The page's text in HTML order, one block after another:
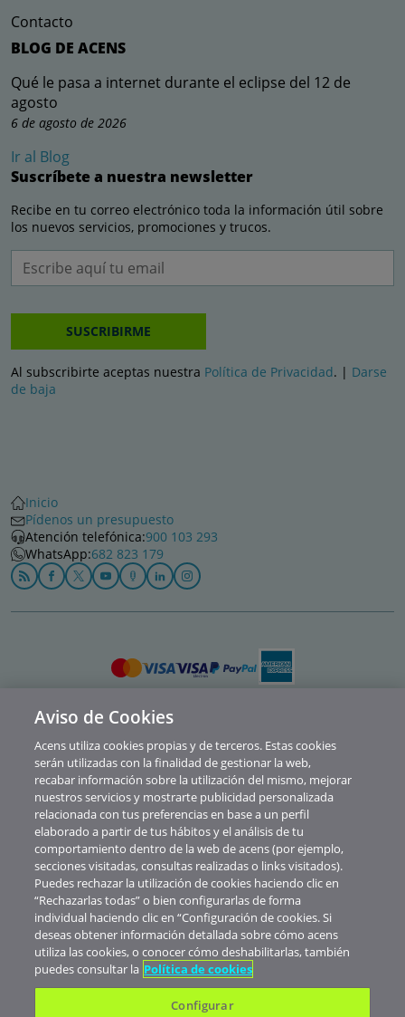
Contacto
BLOG DE ACENS
Qué le pasa a internet durante el eclipse del 12 de
agosto
6 de agosto de 2026
Ir al Blog
Suscríbete a nuestra newsletter
Recibe en tu correo electrónico toda la información útil sobre
los nuevos servicios, promociones y trucos.
SUSCRIBIRME
Al subscribirte aceptas nuestra Política de Privacidad. | Darse
de baja
Inicio
Pídenos un presupuesto
Atención telefónica:900 103 293
WhatsApp:682 823 179
Política de privacidad
Cookies
Contacto
Soporte
Aviso legal
Canal de Denuncias y Consultas
Abuse
© Telefónica Soluciones De Informática Y Comunicaciones De España S.A.U.
Nuestros precios no muestran IVA. Realizada la contratación de servicios
verás aplicados los impuestos correspondientes al territorio donde esté
Aviso de Cookies
Acens utiliza cookies propias y de terceros. Estas cookies
serán utilizadas con la finalidad de gestionar la web,
recabar información sobre la utilización del mismo, mejorar
nuestros servicios y mostrarte publicidad personalizada
relacionada con tus preferencias en base a un perfil
elaborado a partir de tus hábitos y el análisis de tu
comportamiento dentro de la web de acens (por ejemplo,
secciones visitadas, consultas realizadas o links visitados).
Puedes rechazar la utilización de cookies haciendo clic en
“Rechazarlas todas” o bien configurarlas de forma
individual haciendo clic en “Configuración de cookies. Si
deseas obtener información detallada sobre cómo acens
utiliza las cookies, o conocer cómo deshabilitarlas, también
puedes consultar la Política de cookies
Configurar